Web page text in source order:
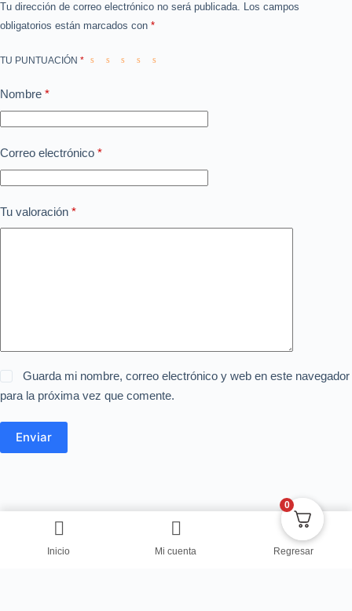
Tu dirección de correo electrónico no será publicada. Los campos
obligatorios están marcados con *
TU PUNTUACIÓN *
Nombre *
Correo electrónico *
Tu valoración *
Guarda mi nombre, correo electrónico y web en este navegador
para la próxima vez que comente.
Enviar
Inicio Mi cuenta Regresar
0